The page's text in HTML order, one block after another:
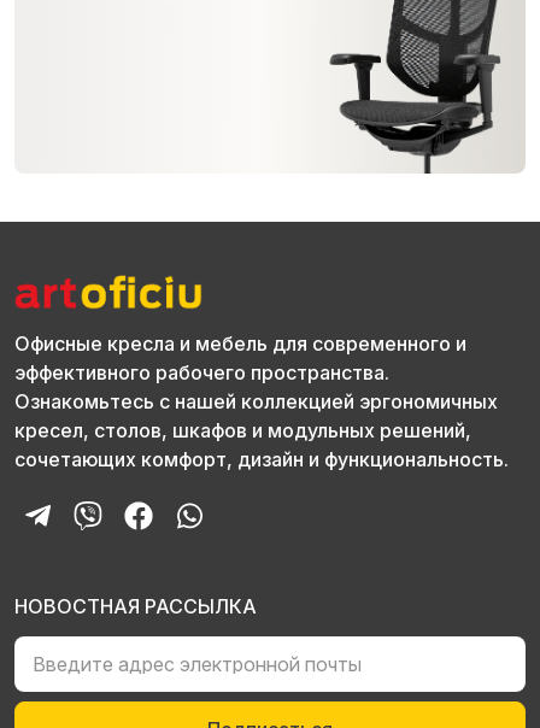
Офисные кресла и мебель для современного и
эффективного рабочего пространства.
Ознакомьтесь с нашей коллекцией эргономичных
кресел, столов, шкафов и модульных решений,
сочетающих комфорт, дизайн и функциональность.
НОВОСТНАЯ РАССЫЛКА